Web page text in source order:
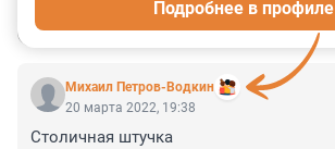
Михаил Петров-Водкин
Подробнее в профиле
20 марта 2022, 19:38
Столичная штучка